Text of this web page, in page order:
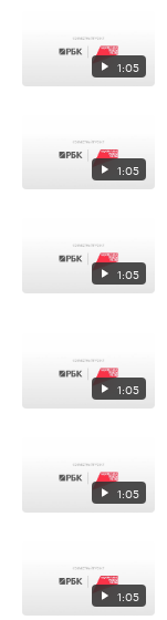
1:05
1:05
1:05
1:05
1:05
1:05